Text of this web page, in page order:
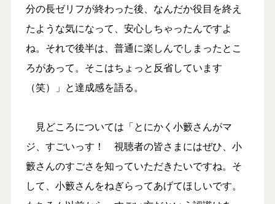
分の長ゼリフが終わった後、なんだか役目を終え
たような気になって、安心しちゃったんですよ
ね。それで後半は、普通に楽しんでしまったとこ
ろがあって。そこはちょっと反省しています
（笑）」と達成感を語る。
見どころについては「とにかく小籔さんがマ
ジ、すごいっす！ 視聴者の皆さまにはぜひ、小
籔さんのすごさを知っていただきたいですね。そ
して、小籔さんをねぎらってあげてほしいです。